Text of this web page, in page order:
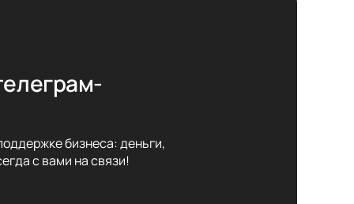
бизнеса: деньги,
с вами на связи!